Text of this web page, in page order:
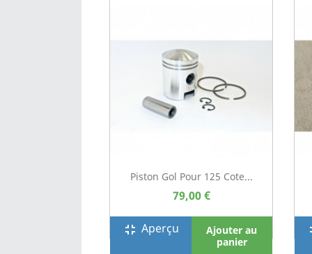
Piston Gol Pour 125 Cote...
79,00 €
fullscreen_exit Aperçu
Ajouter au
panier